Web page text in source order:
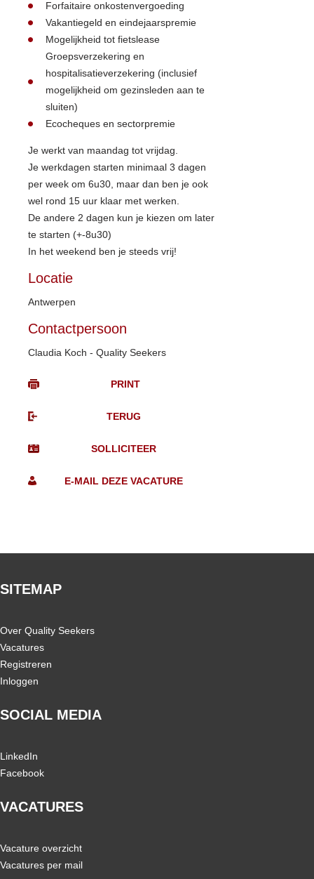
Forfaitaire onkostenvergoeding
Vakantiegeld en eindejaarspremie
Mogelijkheid tot fietslease
Groepsverzekering en
hospitalisatieverzekering (inclusief
mogelijkheid om gezinsleden aan te
sluiten)
Ecocheques en sectorpremie
Je werkt van maandag tot vrijdag.
Je werkdagen starten minimaal 3 dagen
per week om 6u30, maar dan ben je ook
wel rond 15 uur klaar met werken.
De andere 2 dagen kun je kiezen om later
te starten (+-8u30)
In het weekend ben je steeds vrij!
Locatie
Antwerpen
Contactpersoon
Claudia Koch - Quality Seekers
SITEMAP
Over Quality Seekers
Vacatures
Registreren
Inloggen
SOCIAL MEDIA
LinkedIn
Facebook
VACATURES
Vacature overzicht
Vacatures per mail